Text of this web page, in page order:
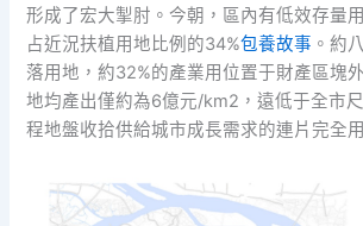
形成了宏大掣肘。今朝，區內有低效存量
占近況扶植用地比例的34%包養故事 。約
落用地，約32%的產業用位置于財產區塊
地均產出僅約為6億元/km2，遠低于全市
程地盤收拾供給城市成長需求的連片完全